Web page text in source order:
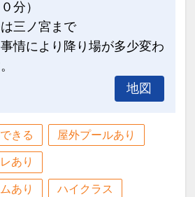
分）
三ノ宮まで
情により降り場が多少変わ
地図
きる 屋外プールあり
あり
あり ハイクラス